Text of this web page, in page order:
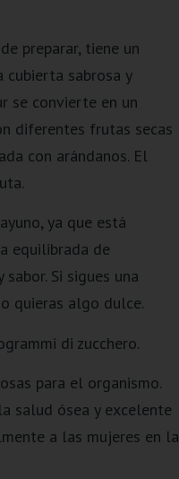
preparar, tiene un
cubierta sabrosa y
se convierte en un
diferentes frutas secas
con arándanos. El
ya que está
equilibrada de
Si sigues una
quieras algo dulce.
di zucchero.
para el organismo.
salud ósea y excelente
a las mujeres en la